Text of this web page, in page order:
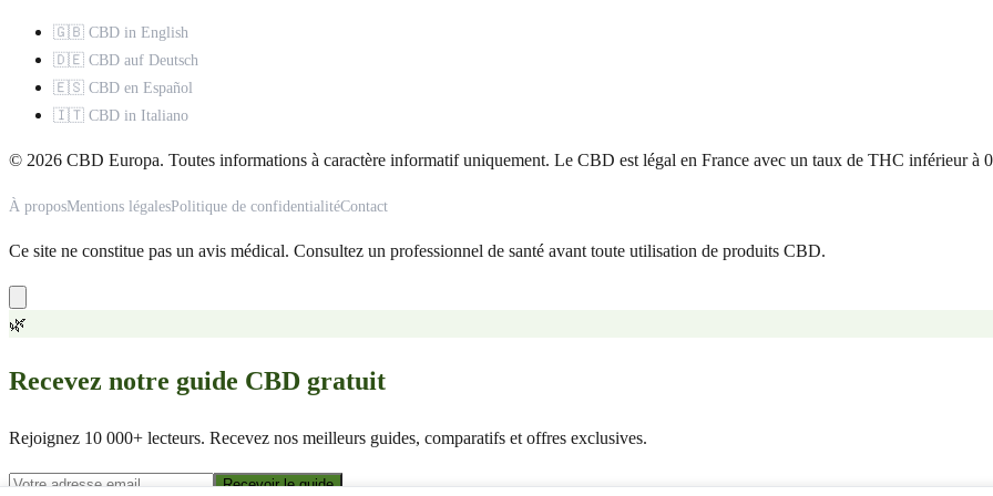
🇬🇧 CBD in English
🇩🇪 CBD auf Deutsch
🇪🇸 CBD en Español
🇮🇹 CBD in Italiano
© 2026 CBD Europa. Toutes informations à caractère informatif uniquement. Le CBD est légal en France avec un taux de THC inférieur à
À proposMentions légalesPolitique de confidentialitéContact
Ce site ne constitue pas un avis médical. Consultez un professionnel de santé avant toute utilisation de produits CBD.
🌿
Recevez notre guide CBD gratuit
Rejoignez 10 000+ lecteurs. Recevez nos meilleurs guides, comparatifs et offres exclusives.
Recevoir le guide